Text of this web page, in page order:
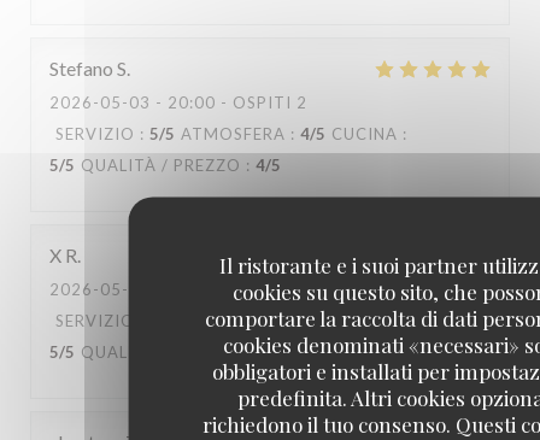
Il ristorante e i suoi partner
cookies su questo sito, che
comportare la raccolta di dati
cookies denominati «necessari»
obbligatori e installati per
predefinita. Altri cookies
richiedono il tuo consenso. Questi
Stefano S
2026-05-03 - 20:00 - OSPITI 2
SERVIZIO : 5/5 ATMOSFERA : 4/5 CUCINA :
5/5 QUALITÀ / PREZZO : 4/5
X R
2026-05-02
- 20:30 - OSPITI 2
SERVIZIO
ATMOSFERA: 5/5 CUCINA :
5/5 QUALITÀ / PREZZO: 5/5